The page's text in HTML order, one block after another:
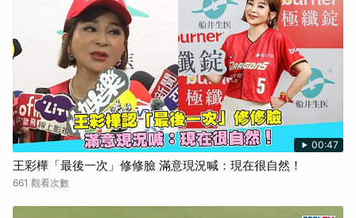
00:47
王彩樺「最後一次」修修臉 滿意現況喊：現在很自然！
661 觀看次數